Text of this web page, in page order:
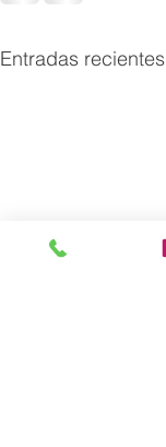
Entradas recientes